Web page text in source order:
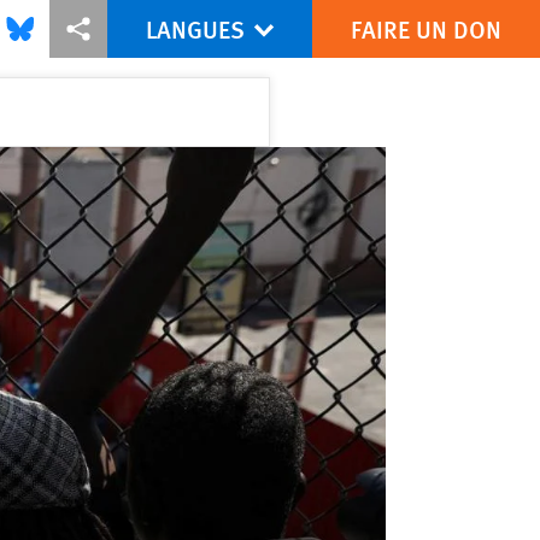
via Facebook
Share this via Bluesky
Share this via Partagez
LANGUES FAIRE UN DON